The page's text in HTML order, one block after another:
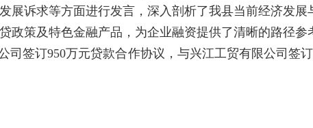
展诉求等方面进行发言，深入剖析了我县当前经济发展
策及特色金融产品，为企业融资提供了清晰的路径参
签订950万元贷款合作协议，与兴江工贸有限公司签